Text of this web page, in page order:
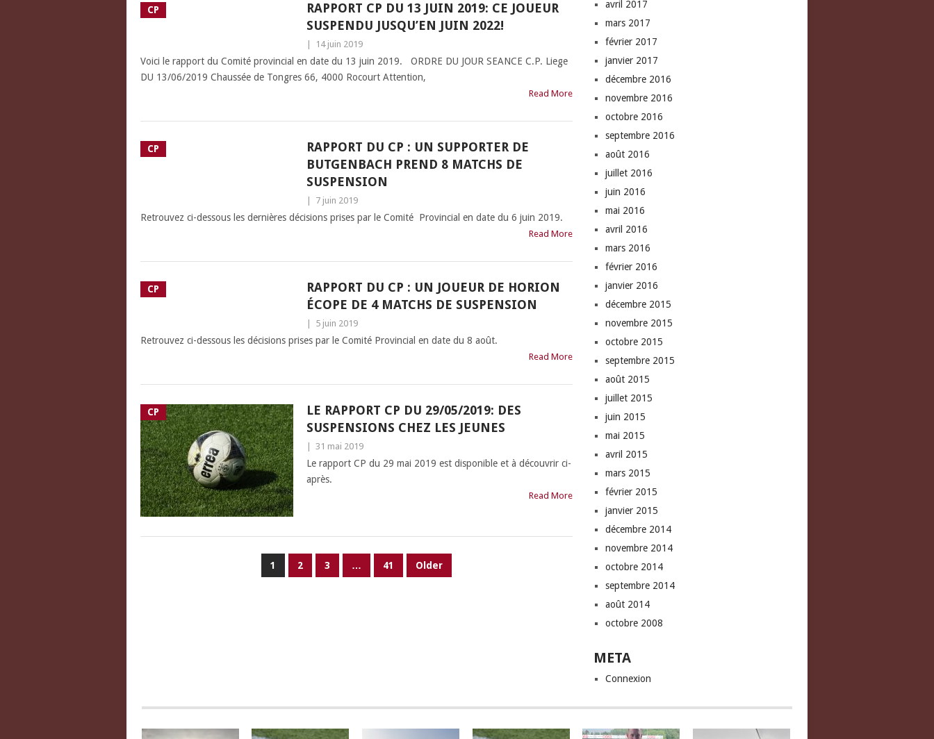
CP
RAPPORT CP DU 13 JUIN 2019: CE JOUEUR
SUSPENDU JUSQU’EN JUIN 2022!
14 juin 2019
Voici le rapport du Comité provincial en date du 13 juin 2019. ORDRE DU JOUR SEANCE C.P. Liege
DU 13/06/2019 Chaussée de Tongres 66, 4000 Rocourt Attention,
Read More
CP
RAPPORT DU CP : UN SUPPORTER DE
BUTGENBACH PREND 8 MATCHS DE
SUSPENSION
7 juin 2019
Retrouvez ci-dessous les dernières décisions prises par le Comité Provincial en date du 6 juin 2019.
Read More
CP
RAPPORT DU CP : UN JOUEUR DE HORION
ÉCOPE DE 4 MATCHS DE SUSPENSION
5 juin 2019
Retrouvez ci-dessous les décisions prises par le Comité Provincial en date du 8 août.
Read More
CP
LE RAPPORT CP DU 29/05/2019: DES
SUSPENSIONS CHEZ LES JEUNES
31 mai 2019
Le rapport CP du 29 mai 2019 est disponible et à découvrir ci-
après.
Read More
1 2 3 … 41 Older
avril 2017
mars 2017
février 2017
janvier 2017
décembre 2016
novembre 2016
octobre 2016
septembre 2016
août 2016
juillet 2016
juin 2016
mai 2016
avril 2016
mars 2016
février 2016
janvier 2016
décembre 2015
novembre 2015
octobre 2015
septembre 2015
août 2015
juillet 2015
juin 2015
mai 2015
avril 2015
mars 2015
février 2015
janvier 2015
décembre 2014
novembre 2014
octobre 2014
septembre 2014
août 2014
octobre 2008
META
Connexion